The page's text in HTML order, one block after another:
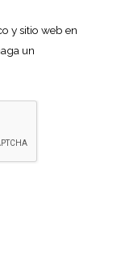
y sitio web en
un